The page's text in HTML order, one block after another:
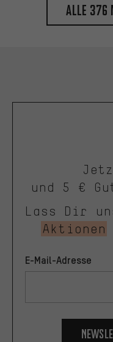
Alle 376
und 5 €
Lass Dir
Aktionen
E-Mail-Adresse